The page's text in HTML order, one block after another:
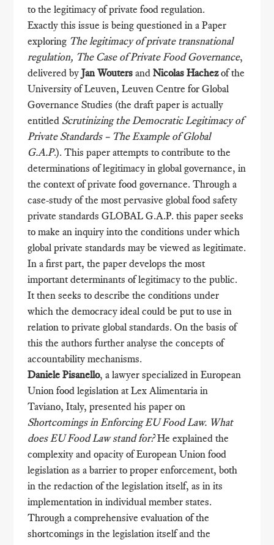
to the legitimacy of private food regulation.
Exactly this issue is being questioned in a Paper
exploring The legitimacy of private transnational
regulation, The Case of Private Food Governance,
delivered byJan Wouters andNicolas Hachezof the
University of Leuven, Leuven Centre for Global
Governance Studies (the draft paper is actually
entitled Scrutinizing the Democratic Legitimacy of
Private Standards – The Example of Global
G.A.P.). This paper attempts to contribute to the
determinations of legitimacy in global governance, in
the context of private food governance. Through a
case-study of the most pervasive global food safety
private standards GLOBAL G.A.P. this paper seeks
to make an inquiry into the conditions under which
global private standards may be viewed as legitimate.
In a first part, the paper develops the most
important determinants of legitimacy to the public.
It then seeks to describe the conditions under
which the democracy ideal could be put to use in
relation to private global standards. On the basis of
this the authors further analyse the concepts of
accountability mechanisms.
Daniele Pisanello, a lawyer specialized in European
Union food legislation at Lex Alimentaria in
Taviano, Italy, presented his paper on
Shortcomings in Enforcing EU Food Law. What
does EU Food Law stand for?He explained the
complexity and opacity of European Union food
legislation as a barrier to proper enforcement, both
in the redaction of the legislation itself, as in its
implementation in individual member states.
Through a comprehensive evaluation of the
shortcomings in the legislation itself and the